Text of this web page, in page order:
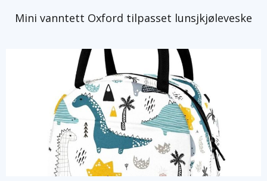
Mini vanntett Oxford tilpasset lunsjkjøleveske